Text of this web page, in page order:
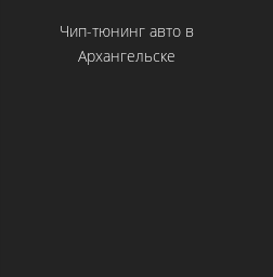
Чип-тюнинг авто в
Архангельске